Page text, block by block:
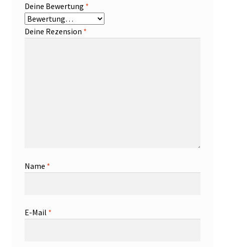
Deine Bewertung *
Deine Rezension *
Name *
E-Mail *